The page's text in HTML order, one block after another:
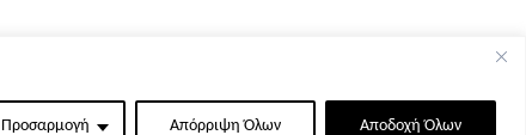
Προσαρμογή Απόρριψη Όλων Αποδοχή Όλων